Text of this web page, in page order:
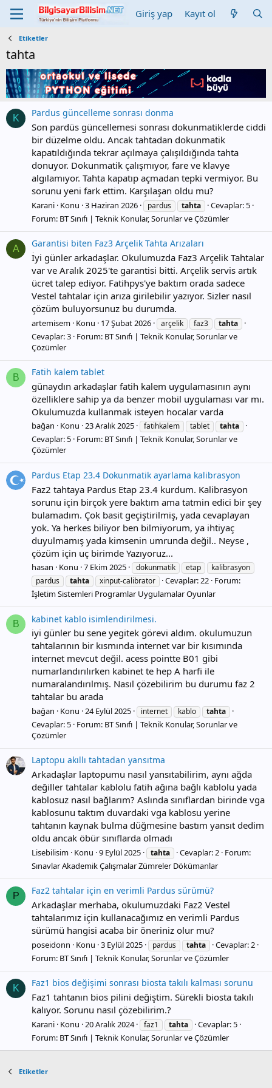
Giriş yap Kayıt ol
Etiketler
tahta
K Pardus güncelleme sonrası donma
Son pardüs güncellemesi sonrası dokunmatiklerde ciddi
bir düzelme oldu. Ancak tahtadan dokunmatik
kapatıldığında tekrar açılmaya çalışıldığında tahta
donuyor. Dokunmatik çalışmıyor, fare ve klavye
algılamıyor. Tahta kapatıp açmadan tepki vermiyor. Bu
sorunu yeni fark ettim. Karşılaşan oldu mu?
Karani Konu 3 Haziran 2026 pardus tahta
Cevaplar: 5
Forum: BT Sınıfı | Teknik Konular, Sorunlar ve Çözümler
A Garantisi biten Faz3 Arçelik Tahta Arızaları
İyi günler arkadaşlar. Okulumuzda Faz3 Arçelik Tahtalar
var ve Aralık 2025'te garantisi bitti. Arçelik servis artık
ücret talep ediyor. Fatihpys'ye baktım orada sadece
Vestel tahtalar için arıza girilebilir yazıyor. Sizler nasıl
çözüm buluyorsunuz bu durumda.
artemisem Konu 17 Şubat 2026 arçelik faz3 tahta
Cevaplar: 3 Forum: BT Sınıfı | Teknik Konular, Sorunlar ve
Çözümler
B Fatih kalem tablet
günaydın arkadaşlar fatih kalem uygulamasının aynı
özelliklere sahip ya da benzer mobil uygulaması var mı.
Okulumuzda kullanmak isteyen hocalar varda
bağan Konu 23 Aralık 2025 fatihkalem tablet tahta
Cevaplar: 5 Forum: BT Sınıfı | Teknik Konular, Sorunlar ve
Çözümler
Pardus Etap 23.4 Dokunmatik ayarlama kalibrasyon
Faz2 tahtaya Pardus Etap 23.4 kurdum. Kalibrasyon
sorunu için birçok yere baktım ama tatmin edici bir şey
bulamadım. Çok basit geçiştirilmiş, yada cevaplayan
yok. Ya herkes biliyor ben bilmiyorum, ya ihtiyaç
duyulmamış yada kimsenin umrunda değil.. Neyse ,
çözüm için uç birimde Yazıyoruz...
hasan Konu 7 Ekim 2025 dokunmatik etap
kalibrasyon
pardus
tahta xinput-calibrator Cevaplar: 22 Forum:
İşletim Sistemleri Programlar Uygulamalar Oyunlar
B kabinet kablo isimlendirilmesi.
iyi günler bu sene yegitek görevi aldım. okulumuzun
tahtalarının bir kısmında internet var bir kısımında
internet mevcut değil. acess pointte B01 gibi
numarlandırılırken kabinet te hep A harfi ile
numaralandırılmış. Nasıl çözebilirim bu durumu faz 2
tahtalar bu arada
bağan Konu 24 Eylül 2025 internet kablo tahta
Cevaplar: 5 Forum: BT Sınıfı | Teknik Konular, Sorunlar ve
Çözümler
Laptopu akıllı tahtadan yansıtma
Arkadaşlar laptopumu nasıl yansıtabilirim, aynı ağda
değiller tahtalar kablolu fatih ağına bağlı kablolu yada
kablosuz nasıl bağlarım? Aslında sınıflardan birinde vga
kablosunu taktım duvardaki vga kablosu yerine
tahtanın kaynak bulma düğmesine bastım yansıt dedim
oldu ancak öbür sınıflarda olmadı
Lisebilisim Konu 9 Eylül 2025 tahta Cevaplar: 2 Forum:
Sınavlar Akademik Çalışmalar Zümreler Dökümanlar
P Faz2 tahtalar için en verimli Pardus sürümü?
Arkadaşlar merhaba, okulumuzdaki Faz2 Vestel
tahtalarımız için kullanacağımız en verimli Pardus
sürümü hangisi acaba bir öneriniz olur mu?
poseidonn Konu 3 Eylül 2025 pardus tahta
Cevaplar: 2
Forum: BT Sınıfı | Teknik Konular, Sorunlar ve Çözümler
K Faz1 bios değişimi sonrası biosta takılı kalması sorunu
Faz1 tahtanın bios pilini değiştim. Sürekli biosta takılı
kalıyor. Sorunu nasıl çözebilirim.?
Karani Konu 20 Aralık 2024 faz1 tahta
Cevaplar: 5
Forum: BT Sınıfı | Teknik Konular, Sorunlar ve Çözümler
Etiketler